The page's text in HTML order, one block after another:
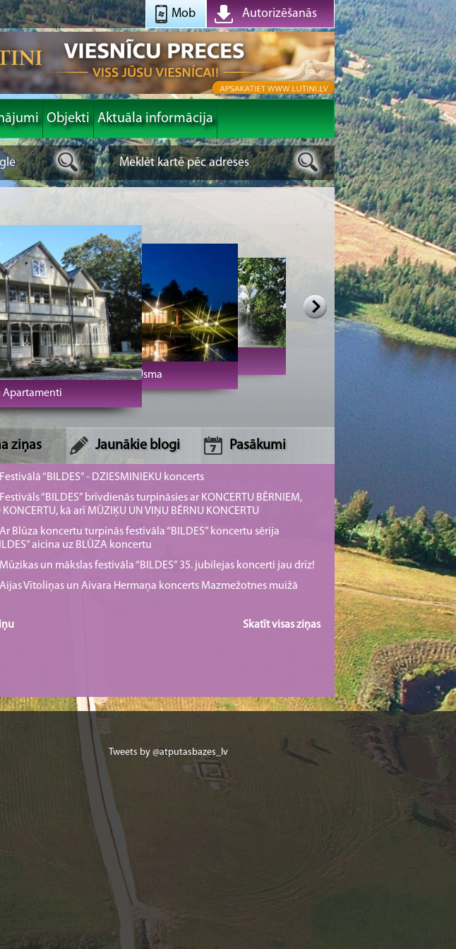
Autorizēšanās
Mob
Objekti Aktuāla informācija
SPA Hotel Usma
Jaunmoku pils
ziņas Jaunākie blogi Pasākumi
Festivālā “BILDES” - DZIESMINIEKU koncerts
Festivāls “BILDES” brīvdienās turpināsies ar KONCERTU BĒRNIEM,
KONCERTU, kā arī MŪZIĶU UN VIŅU BĒRNU KONCERTU
Ar Blūza koncertu turpinās festivāla “BILDES” koncertu sērija
aicina uz BLŪZA koncertu
Mūzikas un mākslas festivāla “BILDES” 35. jubilejas koncerti jau drīz!
Aijas Vītoliņas un Aivara Hermaņa koncerts Mazmežotnes muižā
Skatīt visas ziņas
Tweets by @atputasbazes_lv